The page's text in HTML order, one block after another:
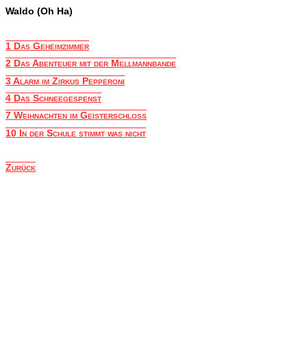
Waldo (Oh Ha)
1 Das Geheimzimmer
2 Das Abenteuer mit der Mellmannbande
3 Alarm im Zirkus Pepperoni
4 Das Schneegespenst
7 Weihnachten im Geisterschloß
10 In der Schule stimmt was nicht
Zurück